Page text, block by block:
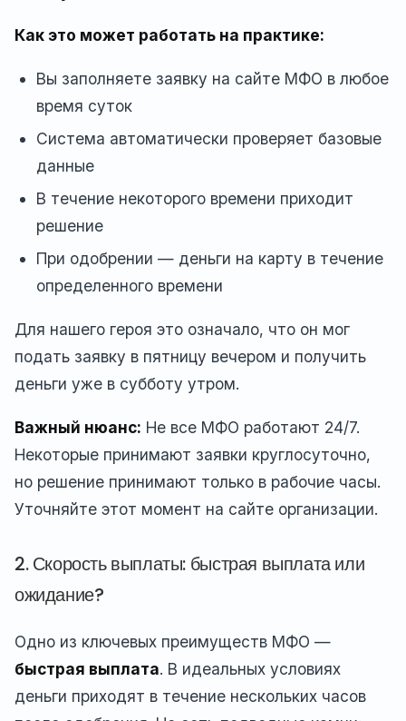
Как это может работать на практике:
Вы заполняете заявку на сайте МФО в любое
время суток
Система автоматически проверяет базовые
данные
В течение некоторого времени приходит
решение
При одобрении — деньги на карту в течение
определенного времени
Для нашего героя это означало, что он мог
подать заявку в пятницу вечером и получить
деньги уже в субботу утром.
Важный нюанс: Не все МФО работают 24/7.
Некоторые принимают заявки круглосуточно,
но решение принимают только в рабочие часы.
Уточняйте этот момент на сайте организации.
2. Скорость выплаты: быстрая выплата или
ожидание?
Одно из ключевых преимуществ МФО —
быстрая выплата. В идеальных условиях
деньги приходят в течение нескольких часов